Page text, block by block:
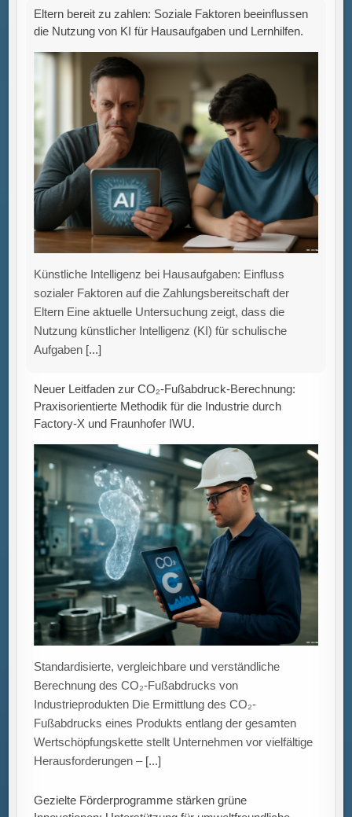
Künstliche Intelligenz bei Hausaufgaben: Einfluss
Eltern Eine aktuelle Untersuchung zeigt, dass die
Nutzung künstlicher Intelligenz (KI) für schulische
Aufgaben[...]
Neuer Leitfaden zur CO₂-Fußabdruck-Berechnung:
Factory-X und Fraunhofer IWU.
Standardisierte, vergleichbare und verständliche
Industrieprodukten Die Ermittlung des CO₂-
Fußabdrucks eines Produkts entlang der gesamten
Wertschöpfungskette stellt Unternehmen vor vielfältige
Herausforderungen –[...]
Gezielte Förderprogramme stärken grüne
Technologien trifft unterschiedlichen Innovationsbedarf.